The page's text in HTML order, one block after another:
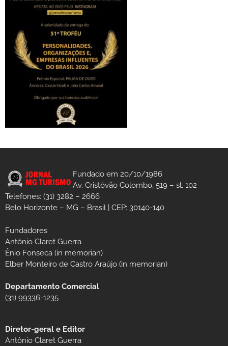
Fundado em 20/10/1986
Av. Cristóvão Colombo, 519 – sl. 102
Telefones: (31) 3282 – 2666
Belo Horizonte – MG – Brasil | CEP: 30140-140
Fundadores
Antônio Claret Guerra
Ênio Fonseca (in memorian)
Elber Monteiro de Castro Araújo (in memorian)
Departamento Comercial
(31) 99336-1235
Diretor-geral e Editor
Antônio Claret Guerra